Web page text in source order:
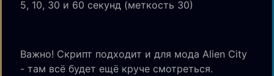
5, 10, 30 и 60 секунд (меткость 30)
Важно! Скрипт подходит и для мода Alien City
- там всё будет ещё круче смотреться.